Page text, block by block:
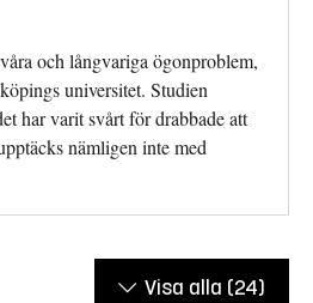
och långvariga ögonproblem,
universitet. Studien
har varit svårt för drabbade att
nämligen inte med
Visa alla (24)